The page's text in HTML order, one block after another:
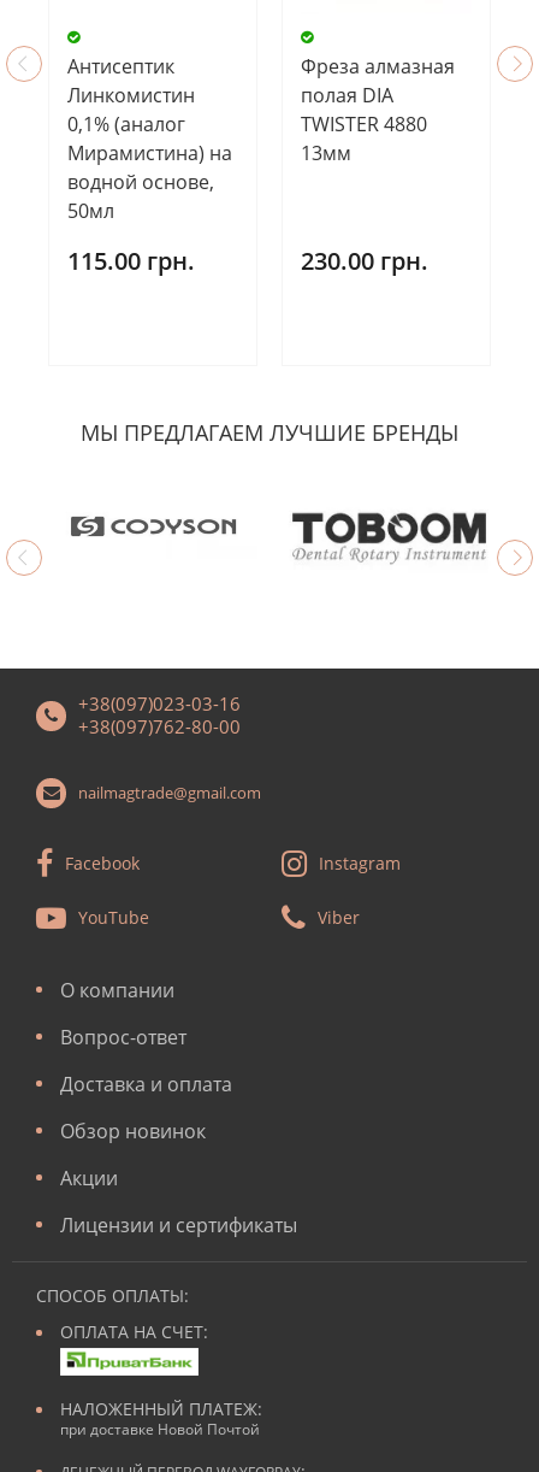
Антисептик
Линкомистин
0,1% (аналог
Мирамистина) на
водной основе,
50мл
115.00 грн.
Фреза алмазная
полая DIA
TWISTER 4880
13мм
230.00 грн.
МЫ ПРЕДЛАГАЕМ ЛУЧШИЕ БРЕНДЫ
+38(097)023-03-16
+38(097)762-80-00
nailmagtrade@gmail.com
Facebook Instagram
YouTube Viber
О компании
Вопрос-ответ
Доставка и оплата
Обзор новинок
Акции
Лицензии и сертификаты
СПОСОБ ОПЛАТЫ:
ОПЛАТА НА СЧЕТ:
НАЛОЖЕННЫЙ ПЛАТЕЖ:
при доставке Новой Почтой